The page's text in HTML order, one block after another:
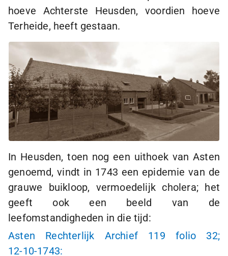
hoeve Achterste Heusden, voordien hoeve
Terheide, heeft gestaan.
In Heusden, toen nog een uithoek van Asten
genoemd, vindt in 1743 een epidemie van de
grauwe buikloop, vermoedelijk cholera; het
geeft ook een beeld van de
leefomstandigheden in die tijd:
Asten Rechterlijk Archief 119 folio 32;
12-10-1743: